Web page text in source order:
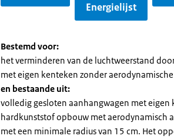
Energielijst
Bestemd voor:
het verminderen van de luchtweerstand
met eigen kenteken zonder
en bestaande uit:
​volledig gesloten aanhangwagen met
hardkunststof opbouw met aerodynamisch
met een minimale radius van 15 cm. Het